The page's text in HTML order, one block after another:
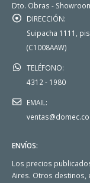
Dto. Obras -
DIRECCIÓN:
Suipacha 1111,
(C1008AAW)
TELÉFONO:
4312 - 1980
EMAIL:
ENVÍOS:
Los precios
Aires. Otros destinos,